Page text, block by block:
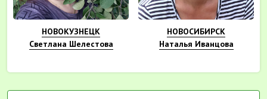
НОВОКУЗНЕЦК
Светлана Шелестова
НОВОСИБИРСК
Наталья Иванцова